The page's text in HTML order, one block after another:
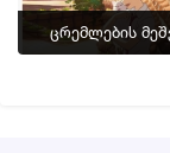
ცრემლების